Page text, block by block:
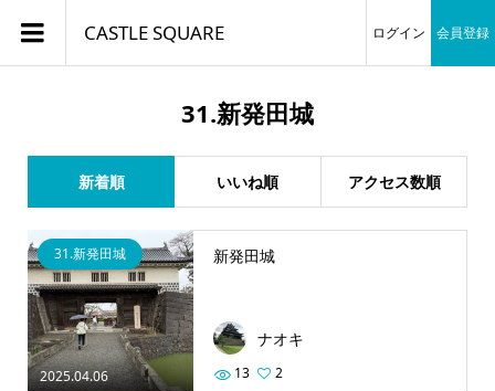
CASTLE SQUARE ログイン 会員登録
31.新発田城
新着順 いいね順 アクセス数順
2025.04.06
31.新発田城 新発田城
ナオキ
13 2